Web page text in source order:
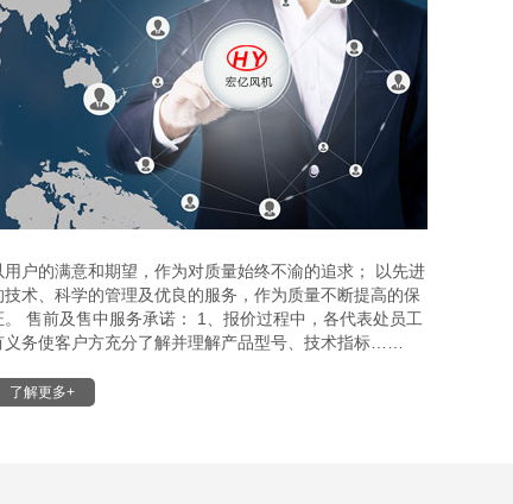
用户的满意和期望，作为对质量始终不渝的追求； 以先进
技术、科学的管理及优良的服务，作为质量不断提高的保
。 售前及售中服务承诺： 1、报价过程中，各代表处员工
义务使客户方充分了解并理解产品型号、技术指标……
了解更多+